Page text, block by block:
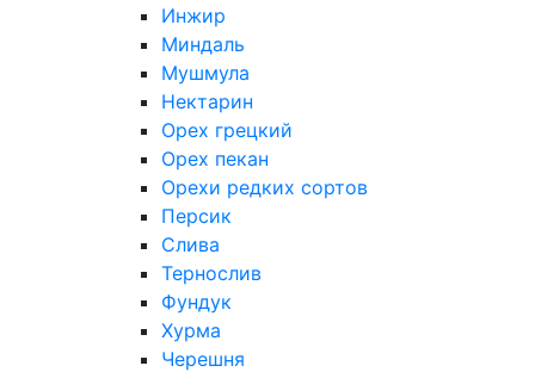
Инжир
Миндаль
Мушмула
Нектарин
Орех грецкий
Орех пекан
Орехи редких сортов
Персик
Слива
Тернослив
Фундук
Хурма
Черешня